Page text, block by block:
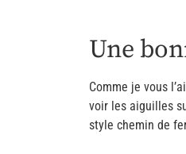
Une
Comme je vous
voir les aiguilles
style chemin de